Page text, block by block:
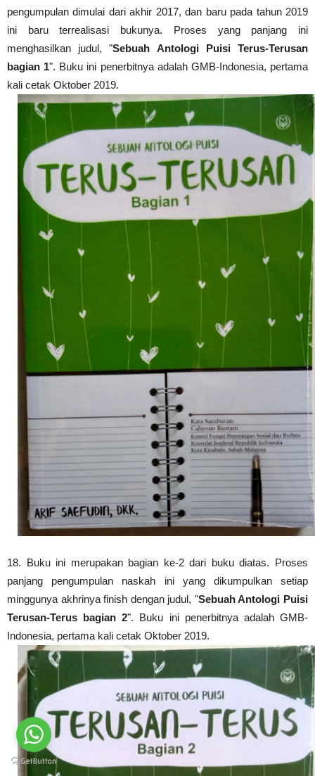
pengumpulan dimulai dari akhir 2017, dan baru pada tahun 2019
ini baru terrealisasi bukunya. Proses yang panjang ini
menghasilkan judul, "Sebuah Antologi Puisi Terus-Terusan
bagian 1". Buku ini penerbitnya adalah GMB-Indonesia, pertama
kali cetak Oktober 2019.
18. Buku ini merupakan bagian ke-2 dari buku diatas. Proses
panjang pengumpulan naskah ini yang dikumpulkan setiap
minggunya akhrinya finish dengan judul, "Sebuah Antologi Puisi
Terusan-Terus bagian 2". Buku ini penerbitnya adalah GMB-
Indonesia, pertama kali cetak Oktober 2019.